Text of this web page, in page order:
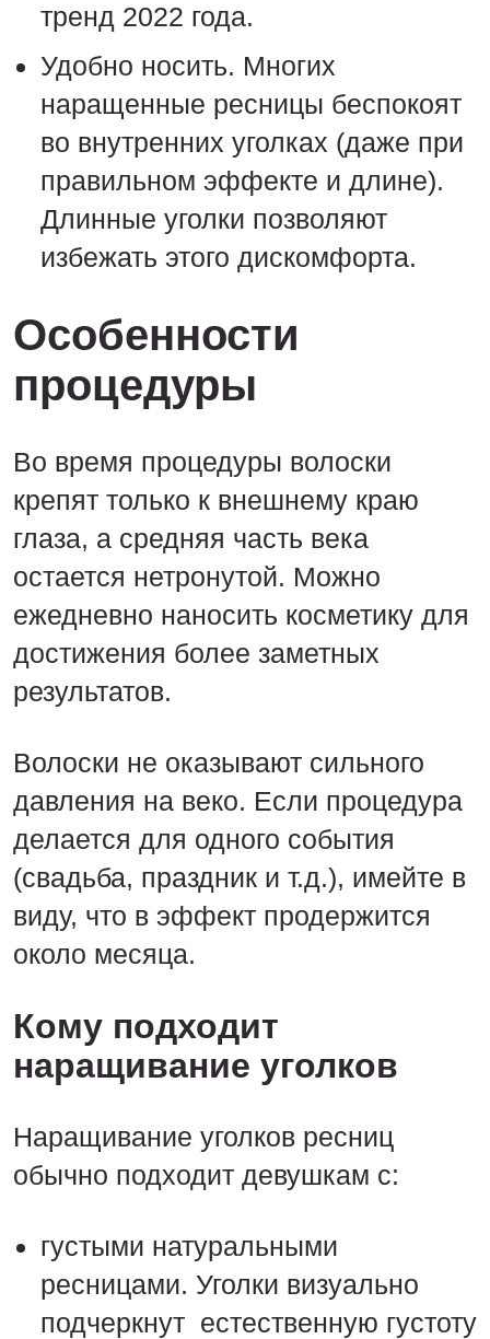
тренд 2022 года.
Удобно носить. Многих
наращенные ресницы беспокоят
во внутренних уголках (даже при
правильном эффекте и длине).
Длинные уголки позволяют
избежать этого дискомфорта.
Особенности
процедуры
Во время процедуры волоски
крепят только к внешнему краю
глаза, а средняя часть века
остается нетронутой. Можно
ежедневно наносить косметику для
достижения более заметных
результатов.
Волоски не оказывают сильного
давления на веко. Если процедура
делается для одного события
(свадьба, праздник и т.д.), имейте в
виду, что в эффект продержится
около месяца.
Кому подходит
наращивание уголков
Наращивание уголков ресниц
обычно подходит девушкам с:
густыми натуральными
ресницами. Уголки визуально
подчеркнут естественную густоту